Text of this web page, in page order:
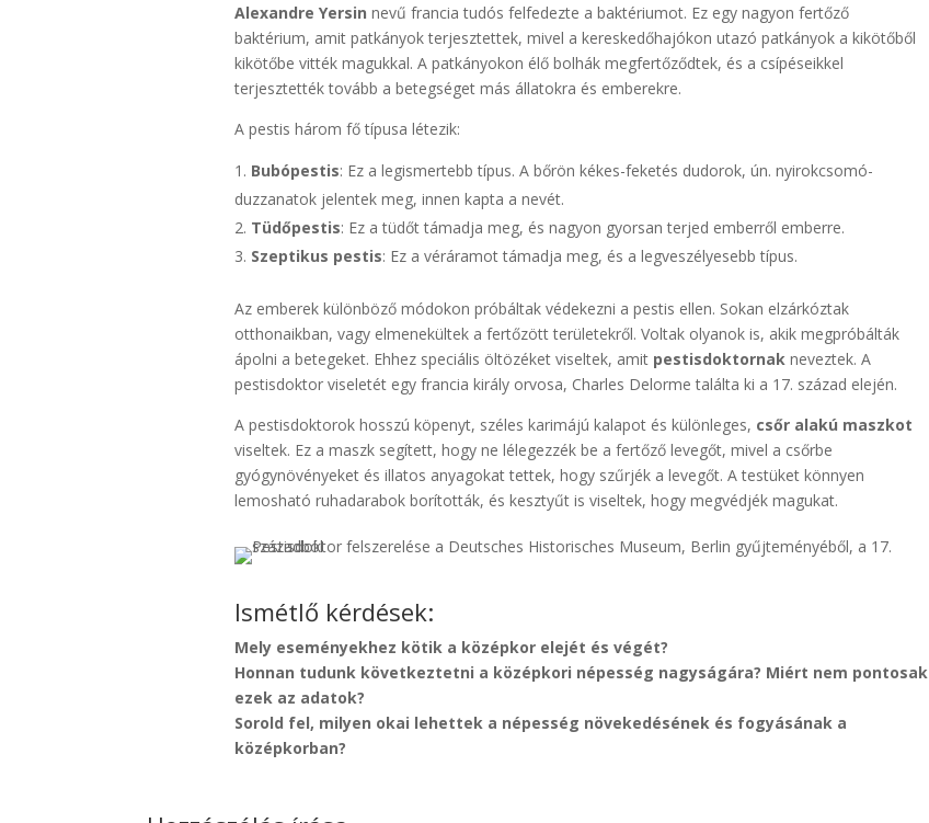
Alexandre Yersin nevű francia tudós felfedezte a baktériumot. Ez egy nagyon fertőző
baktérium, amit patkányok terjesztettek, mivel a kereskedőhajókon utazó patkányok a kikötőből
kikötőbe vitték magukkal. A patkányokon élő bolhák megfertőződtek, és a csípéseikkel
terjesztették tovább a betegséget más állatokra és emberekre.
A pestis három fő típusa létezik:
Bubópestis: Ez a legismertebb típus. A bőrön kékes-feketés dudorok, ún. nyirokcsomó-
duzzanatok jelentek meg, innen kapta a nevét.
Tüdőpestis: Ez a tüdőt támadja meg, és nagyon gyorsan terjed emberről emberre.
Szeptikus pestis: Ez a véráramot támadja meg, és a legveszélyesebb típus.
Az emberek különböző módokon próbáltak védekezni a pestis ellen. Sokan elzárkóztak
otthonaikban, vagy elmenekültek a fertőzött területekről. Voltak olyanok is, akik megpróbálták
ápolni a betegeket. Ehhez speciális öltözéket viseltek, amit pestisdoktornak neveztek. A
pestisdoktor viseletét egy francia király orvosa, Charles Delorme találta ki a 17. század elején.
A pestisdoktorok hosszú köpenyt, széles karimájú kalapot és különleges, csőr alakú maszkot
viseltek. Ez a maszk segített, hogy ne lélegezzék be a fertőző levegőt, mivel a csőrbe
gyógynövényeket és illatos anyagokat tettek, hogy szűrjék a levegőt. A testüket könnyen
lemosható ruhadarabok borították, és kesztyűt is viseltek, hogy megvédjék magukat.
Ismétlő kérdések:
Mely eseményekhez kötik a középkor elejét és végét?
Honnan tudunk következtetni a középkori népesség nagyságára? Miért nem pontosak
ezek az adatok?
Sorold fel, milyen okai lehettek a népesség növekedésének és fogyásának a
középkorban?